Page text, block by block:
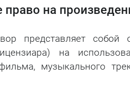
на
представляет
на
музыкального